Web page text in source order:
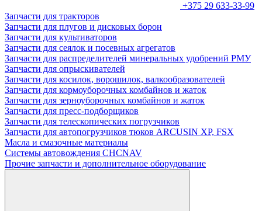
+375 29 633-33-99
Запчасти для тракторов
Запчасти для плугов и дисковых борон
Запчасти для культиваторов
Запчасти для сеялок и посевных агрегатов
Запчасти для распределителей минеральных удобрений РМУ
Запчасти для опрыскивателей
Запчасти для косилок, ворошилок, валкообразователей
Запчасти для кормоуборочных комбайнов и жаток
Запчасти для зерноуборочных комбайнов и жаток
Запчасти для пресс-подборщиков
Запчасти для телескопических погрузчиков
Запчасти для автопогрузчиков тюков ARCUSIN XP, FSX
Масла и смазочные материалы
Системы автовождения CHCNAV
Прочие запчасти и дополнительное оборудование